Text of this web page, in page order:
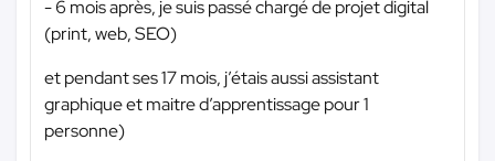
- 6 mois après, je suis passé chargé de projet digital
(print, web, SEO)
et pendant ses 17 mois, j’étais aussi assistant
graphique et maitre d’apprentissage pour 1
personne)